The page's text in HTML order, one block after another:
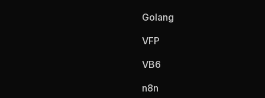
Golang
VFP
VB6
n8n